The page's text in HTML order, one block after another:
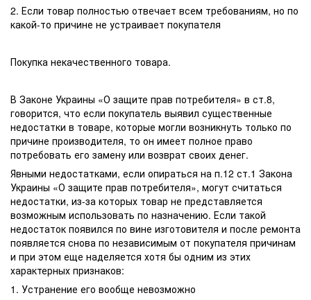
2. Если товар полностью отвечает всем требованиям, но по
какой-то причине не устраивает покупателя
Покупка некачественного товара.
В Законе Украины «О защите прав потребителя» в ст.8,
говорится, что если покупатель выявил существенные
недостатки в товаре, которые могли возникнуть только по
причине производителя, то он имеет полное право
потребовать его замену или возврат своих денег.
Явными недостатками, если опираться на п.12 ст.1 Закона
Украины «О защите прав потребителя», могут считаться
недостатки, из-за которых товар не представляется
возможным использовать по назначению. Если такой
недостаток появился по вине изготовителя и после ремонта
появляется снова по независимым от покупателя причинам
и при этом еще наделяется хотя бы одним из этих
характерных признаков:
1. Устранение его вообще невозможно